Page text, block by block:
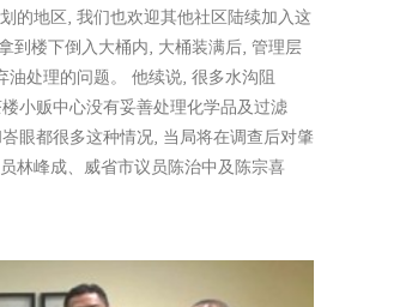
的地区, 我们也欢迎其他社区陆续加入这
到楼下倒入大桶内, 大桶装满后, 管理层
油处理的问题。 他续说, 很多水沟阻
小贩中心没有妥善处理化学品及过滤
眼都很多这种情况, 当局将在调查后对肇
林峰成、威省市议员陈治中及陈宗喜